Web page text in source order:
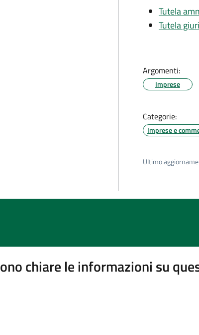
Tutela
Tutela
Argomenti:
Imprese
Categorie:
Imprese e
Ultimo
chiare le informazioni su